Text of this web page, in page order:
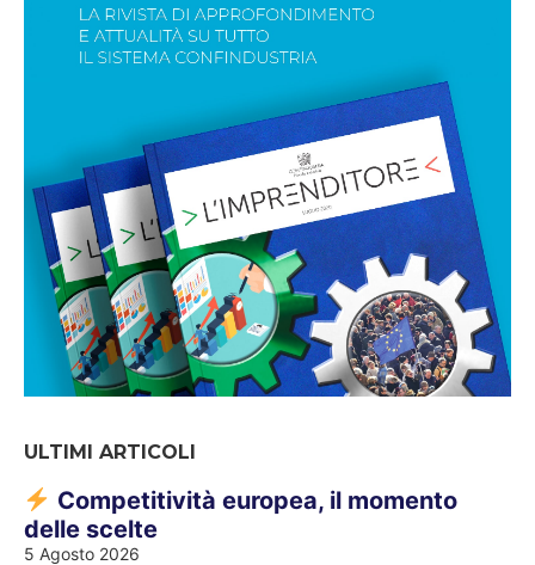
ULTIMI ARTICOLI
Competitività europea, il momento
delle scelte
5 Agosto 2026